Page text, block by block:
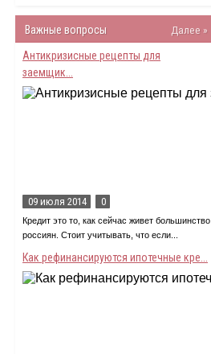
Важные вопросы
Далее »
Антикризисные рецепты для
заемщик...
09 июля 2014 0
Кредит это то, как сейчас живет большинство
россиян. Стоит учитывать, что если...
Как рефинансируются ипотечные кре...